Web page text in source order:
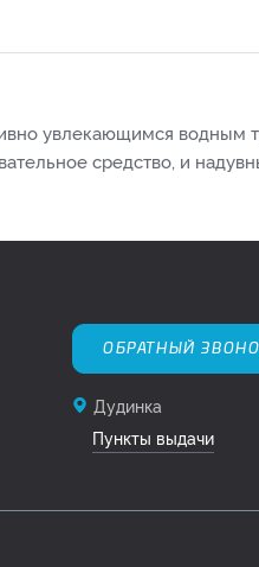
увлекающимся
средство, и
ОБРАТНЫЙ
Дудинка
Пункты выдачи